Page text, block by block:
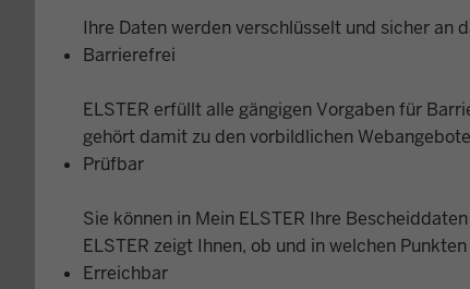
Ihre Daten werden verschlüsselt und sicher an
Barrierefrei
ELSTER erfüllt alle gängigen Vorgaben für
gehört damit zu den vorbildlichen
Prüfbar
Sie können in Mein ELSTER Ihre
ELSTER zeigt Ihnen, ob und in welchen
Erreichbar